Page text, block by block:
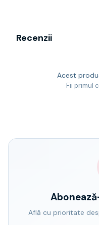
Recenzii
Acest
Fii primul
Află cu prioritate